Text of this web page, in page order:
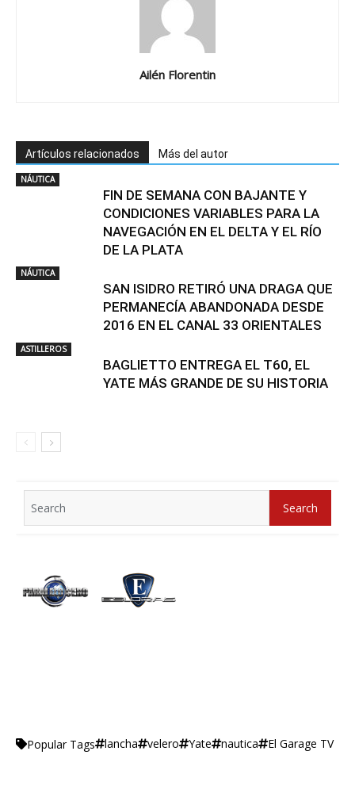
Ailén Florentin
Artículos relacionados Más del autor
NÁUTICA
FIN DE SEMANA CON BAJANTE Y
CONDICIONES VARIABLES PARA LA
NAVEGACIÓN EN EL DELTA Y EL RÍO
DE LA PLATA
NÁUTICA
SAN ISIDRO RETIRÓ UNA DRAGA QUE
PERMANECÍA ABANDONADA DESDE
2016 EN EL CANAL 33 ORIENTALES
ASTILLEROS
BAGLIETTO ENTREGA EL T60, EL
YATE MÁS GRANDE DE SU HISTORIA
for:
Search
Popular Tags lancha velero Yate nautica El Garage TV